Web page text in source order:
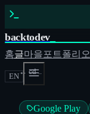
backtodev_
홈글마을포트폴리오
EN
← cd ..
Google Play